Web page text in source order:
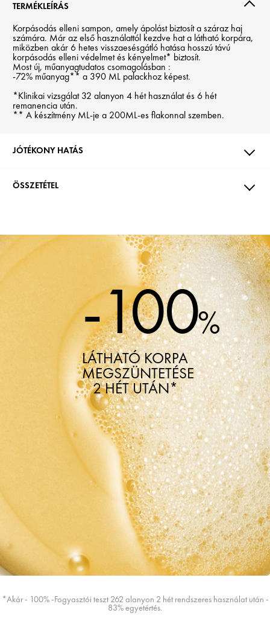
TERMÉKLEÍRÁS
Korpásodás elleni sampon, amely ápolást biztosít a száraz haj
számára. Már az első használattól kezdve hat a látható korpára,
miközben akár 6 hetes visszaesésgátló hatása hosszú távú
korpásodás elleni védelmet és kényelmet* biztosít.
Most új, műanyagtudatos csomagolásban :
-72% műanyag** a 390 ML palackhoz képest.
*Klinikai vizsgálat 32 alanyon 4 hét használat és 6 hét
remanencia után.
** A készítmény ML-je a 200ML-es flakonnal szemben.
JÓTÉKONY HATÁS
ÖSSZETÉTEL
-100%
LÁTHATÓ KORPA
MEGSZÜNTETÉSE
2 HÉT UTÁN*
*Akár - 100% -Fogyasztói teszt 262 alanyon 2 hét rendszeres használat után -
83% egyetértés.